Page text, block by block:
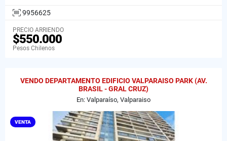
9956625
PRECIO ARRIENDO
$550.000
Pesos Chilenos
VENDO DEPARTAMENTO EDIFICIO VALPARAISO PARK (AV.
BRASIL - GRAL CRUZ)
En: Valparaíso, Valparaiso
VENTA